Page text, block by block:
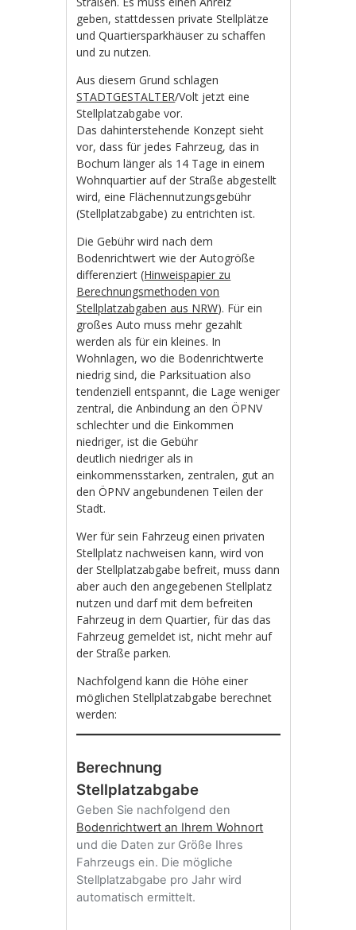
geben, stattdessen private Stellplätze
und Quartiersparkhäuser zu schaffen
und zu nutzen.
Aus diesem Grund schlagen
STADTGESTALTER/Volt jetzt eine
Stellplatzabgabe vor.
Das dahinterstehende Konzept sieht
vor, dass für jedes Fahrzeug, das in
Bochum länger als 14 Tage in einem
Wohnquartier auf der Straße abgestellt
wird, eine Flächennutzungsgebühr
(Stellplatzabgabe) zu entrichten ist.
Die Gebühr wird nach dem
Bodenrichtwert wie der Autogröße
differenziert (Hinweispapier zu
Berechnungsmethoden von
Stellplatzabgaben aus NRW). Für ein
großes Auto muss mehr gezahlt
werden als für ein kleines. In
Wohnlagen, wo die Bodenrichtwerte
niedrig sind, die Parksituation also
tendenziell entspannt, die Lage weniger
zentral, die Anbindung an den ÖPNV
schlechter und die Einkommen
niedriger, ist die Gebühr
deutlich niedriger als in
einkommensstarken, zentralen, gut an
den ÖPNV angebundenen Teilen der
Stadt.
Wer für sein Fahrzeug einen privaten
Stellplatz nachweisen kann, wird von
der Stellplatzabgabe befreit, muss dann
aber auch den angegebenen Stellplatz
nutzen und darf mit dem befreiten
Fahrzeug in dem Quartier, für das das
Fahrzeug gemeldet ist, nicht mehr auf
der Straße parken.
Nachfolgend kann die Höhe einer
möglichen Stellplatzabgabe berechnet
werden:
Berechnung
Stellplatzabgabe
Geben Sie nachfolgend den
Bodenrichtwert an Ihrem Wohnort
und die Daten zur Größe Ihres
Fahrzeugs ein. Die mögliche
Stellplatzabgabe pro Jahr wird
automatisch ermittelt.